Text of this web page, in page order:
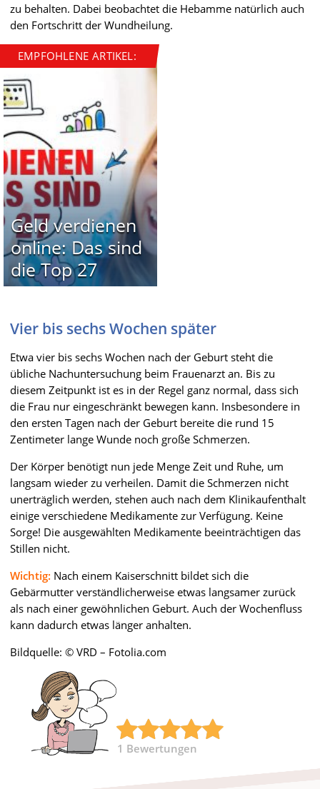
zu behalten. Dabei beobachtet die Hebamme natürlich auch
den Fortschritt der Wundheilung.
EMPFOHLENE ARTIKEL:
Geld verdienen
online: Das sind
die Top 27
Vier bis sechs Wochen später
Etwa vier bis sechs Wochen nach der Geburt steht die
übliche Nachuntersuchung beim Frauenarzt an. Bis zu
diesem Zeitpunkt ist es in der Regel ganz normal, dass sich
die Frau nur eingeschränkt bewegen kann. Insbesondere in
den ersten Tagen nach der Geburt bereite die rund 15
Zentimeter lange Wunde noch große Schmerzen.
Der Körper benötigt nun jede Menge Zeit und Ruhe, um
langsam wieder zu verheilen. Damit die Schmerzen nicht
unerträglich werden, stehen auch nach dem Klinikaufenthalt
einige verschiedene Medikamente zur Verfügung. Keine
Sorge! Die ausgewählten Medikamente beeinträchtigen das
Stillen nicht.
Wichtig: Nach einem Kaiserschnitt bildet sich die
Gebärmutter verständlicherweise etwas langsamer zurück
als nach einer gewöhnlichen Geburt. Auch der Wochenfluss
kann dadurch etwas länger anhalten.
Bildquelle: © VRD – Fotolia.com
1 Bewertungen